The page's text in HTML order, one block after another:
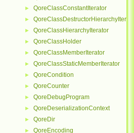
► QoreClassConstantIterator
► QoreClassDestructorHierarchyIterator
► QoreClassHierarchyIterator
► QoreClassHolder
► QoreClassMemberIterator
► QoreClassStaticMemberIterator
► QoreCondition
► QoreCounter
► QoreDebugProgram
► QoreDeserializationContext
► QoreDir
► QoreEncoding